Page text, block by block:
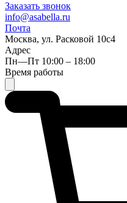
Заказать звонок
info@asabella.ru
Почта
Москва, ул. Расковой 10с4
Адрес
Пн—Пт 10:00 – 18:00
Время работы